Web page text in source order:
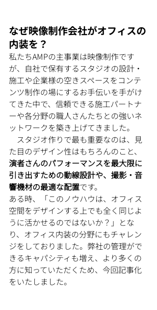
なぜ映像制作会社がオフィスの
内装を？
私たちAMPの主事業は映像制作です
が、自社で保有するスタジオの設計・
施工や企業様の空きスペースをコンテ
ンツ制作の場にするお手伝いを手がけ
てきた中で、信頼できる施工パートナ
ーや各分野の職人さんたちとの強いネ
ットワークを築き上げてきました。
スタジオ作りで最も重要なのは、見
た目のデザイン性はもちろんのこと、
演者さんのパフォーマンスを最大限に
引き出すための動線設計や、撮影・音
響機材の最適な配置です。
ある時、「このノウハウは、オフィス
空間をデザインする上でも全く同じよ
うに活かせるのではないか？」とな
り、オフィス内装の分野にもチャレン
ジをしておりました。弊社の管理がで
きるキャパシティも増え、より多くの
方に知っていただくため、今回記事化
をいたしました。